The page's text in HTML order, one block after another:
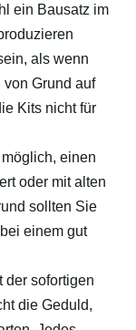
ein Bausatz im
als wenn
Grund auf
Kits nicht für
einen
oder mit alten
sollten Sie
einem gut
der sofortigen
die Geduld,